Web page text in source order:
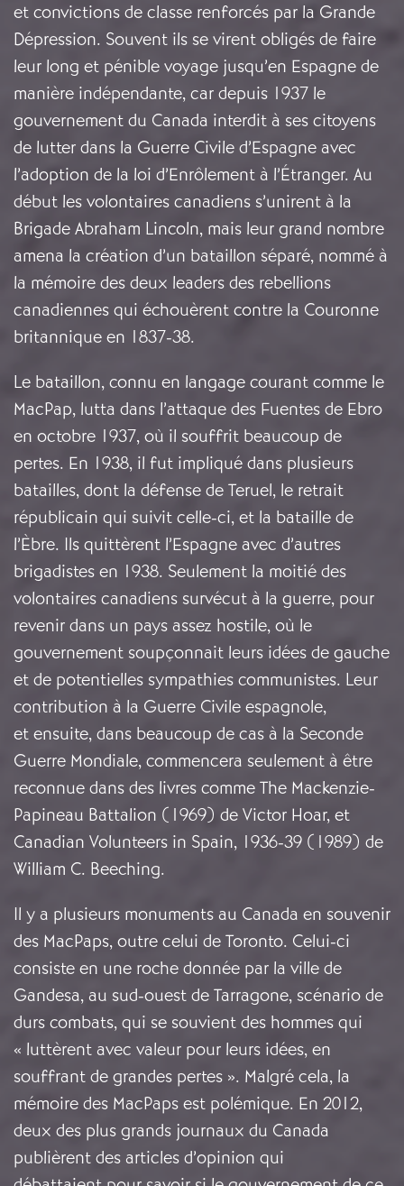
et convictions de classe renforcés par la Grande
Dépression. Souvent ils se virent obligés de faire
leur long et pénible voyage jusqu’en Espagne de
manière indépendante, car depuis 1937 le
gouvernement du Canada interdit à ses citoyens
de lutter dans la Guerre Civile d’Espagne avec
l’adoption de la loi d’Enrôlement à l’Étranger. Au
début les volontaires canadiens s’unirent à la
Brigade Abraham Lincoln, mais leur grand nombre
amena la création d’un bataillon séparé, nommé à
la mémoire des deux leaders des rebellions
canadiennes qui échouèrent contre la Couronne
britannique en 1837-38.
Le bataillon, connu en langage courant comme le
MacPap, lutta dans l’attaque des Fuentes de Ebro
en octobre 1937, où il souffrit beaucoup de
pertes. En 1938, il fut impliqué dans plusieurs
batailles, dont la défense de Teruel, le retrait
républicain qui suivit celle-ci, et la bataille de
l’Èbre. Ils quittèrent l’Espagne avec d’autres
brigadistes en 1938. Seulement la moitié des
volontaires canadiens survécut à la guerre, pour
revenir dans un pays assez hostile, où le
gouvernement soupçonnait leurs idées de gauche
et de potentielles sympathies communistes. Leur
contribution à la Guerre Civile espagnole,
et ensuite, dans beaucoup de cas à la Seconde
Guerre Mondiale, commencera seulement à être
reconnue dans des livres comme The Mackenzie-
Papineau Battalion (1969) de Victor Hoar, et
Canadian Volunteers in Spain, 1936-39 (1989) de
William C. Beeching.
Il y a plusieurs monuments au Canada en souvenir
des MacPaps, outre celui de Toronto. Celui-ci
consiste en une roche donnée par la ville de
Gandesa, au sud-ouest de Tarragone, scénario de
durs combats, qui se souvient des hommes qui
« luttèrent avec valeur pour leurs idées, en
souffrant de grandes pertes ». Malgré cela, la
mémoire des MacPaps est polémique. En 2012,
deux des plus grands journaux du Canada
publièrent des articles d’opinion qui